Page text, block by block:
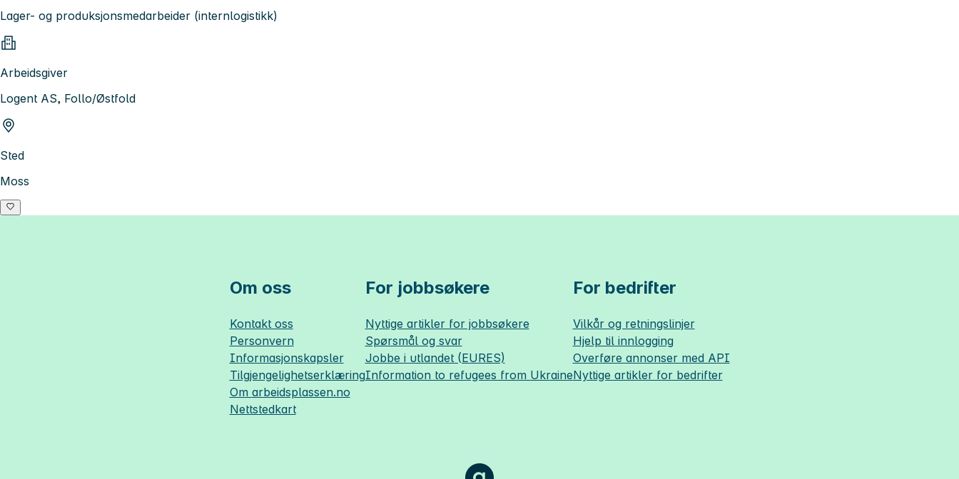
Lager- og produksjonsmedarbeider (internlogistikk)
Arbeidsgiver
Logent AS, Follo/Østfold
Sted
Moss
Om oss
Kontakt oss
Personvern
Informasjonskapsler
Tilgjengelighetserklæring
Om arbeidsplassen.no
Nettstedkart
For jobbsøkere
Nyttige artikler for jobbsøkere
Spørsmål og svar
Jobbe i utlandet (EURES)
Information to refugees from Ukraine
For bedrifter
Vilkår og retningslinjer
Hjelp til innlogging
Overføre annonser med API
Nyttige artikler for bedrifter